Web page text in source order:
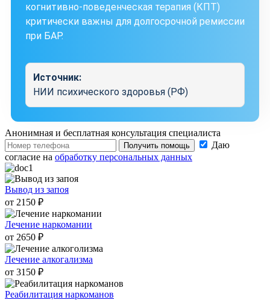
когнитивно-поведенческая терапия (КПТ)
критически важны для долгосрочной ремиссии
при БАР.
Источник:
НИИ психического здоровья (РФ)
Анонимная и бесплатная консультация специалиста
Получить помощь
Даю
согласие на обработку персональных данных
Вывод из запоя
от 2150 ₽
Лечение наркомании
от 2650 ₽
Лечение алкогализма
от 3150 ₽
Реабилитация наркоманов